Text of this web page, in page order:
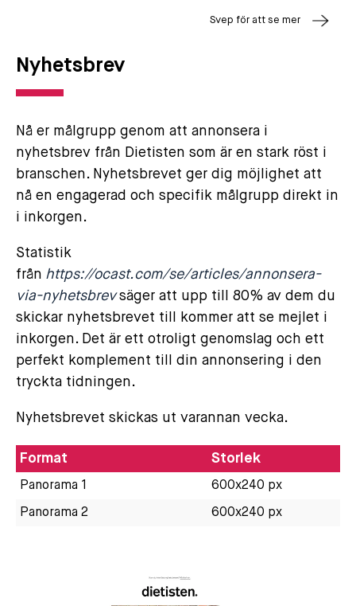
Svep för att se mer
Nyhetsbrev
Nå er målgrupp genom att annonsera i
nyhetsbrev från Dietisten som är en stark röst i
branschen. Nyhetsbrevet ger dig möjlighet att
nå en engagerad och specifik målgrupp direkt in
i inkorgen.
Statistik
från https://ocast.com/se/articles/annonsera-
via-nyhetsbrevsäger att upp till 80% av dem du
skickar nyhetsbrevet till kommer att se mejlet i
inkorgen. Det är ett otroligt genomslag och ett
perfekt komplement till din annonsering i den
tryckta tidningen.
Nyhetsbrevet skickas ut varannan vecka.
Format Storlek
Panorama 1 600x240 px
Panorama 2 600x240 px